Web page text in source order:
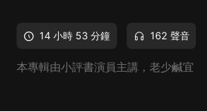
14 小時 53 分鐘 162 聲音
本專輯由小評書演員主講，老少鹹宜